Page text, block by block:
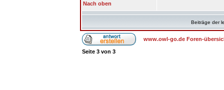
Nach oben
Beiträge der
www.owl-go.de Foren-
Seite 3 von 3